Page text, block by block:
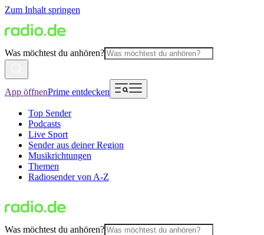
Zum Inhalt springen
Was möchtest du anhören?
App öffnenPrime entdecken
Top Sender
Podcasts
Live Sport
Sender aus deiner Region
Musikrichtungen
Themen
Radiosender von A-Z
Was möchtest du anhören?